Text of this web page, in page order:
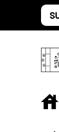
Saltar al